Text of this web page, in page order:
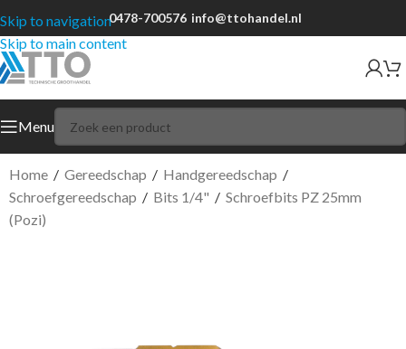
Skip to navigation
Skip to main content
0478-700576 info@ttohandel.nl
Menu
Home / Gereedschap / Handgereedschap /
Schroefgereedschap / Bits 1/4" / Schroefbits PZ 25mm
(Pozi)